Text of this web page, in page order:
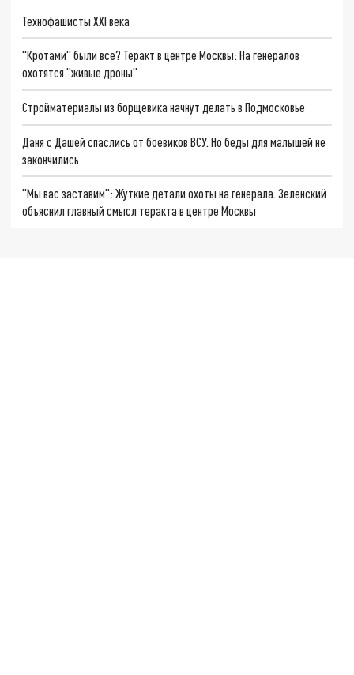
Технофашисты XXI века
"Кротами" были все? Теракт в центре Москвы: На генералов
охотятся "живые дроны"
Стройматериалы из борщевика начнут делать в Подмосковье
Даня с Дашей спаслись от боевиков ВСУ. Но беды для малышей не
закончились
"Мы вас заставим": Жуткие детали охоты на генерала. Зеленский
объяснил главный смысл теракта в центре Москвы